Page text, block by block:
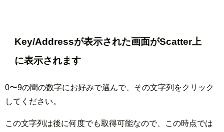
Key/Addressが表示された画面がScatter上
に表示されます
0〜9の間の数字にお好みで選んで、その文字列をクリック
してください。
この文字列は後に何度でも取得可能なので、この時点では